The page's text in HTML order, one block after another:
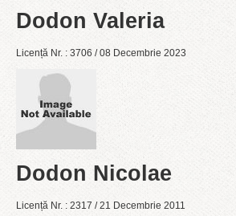
Dodon Valeria
Licență Nr. : 3706 / 08 Decembrie 2023
Dodon Nicolae
Licență Nr. : 2317 / 21 Decembrie 2011